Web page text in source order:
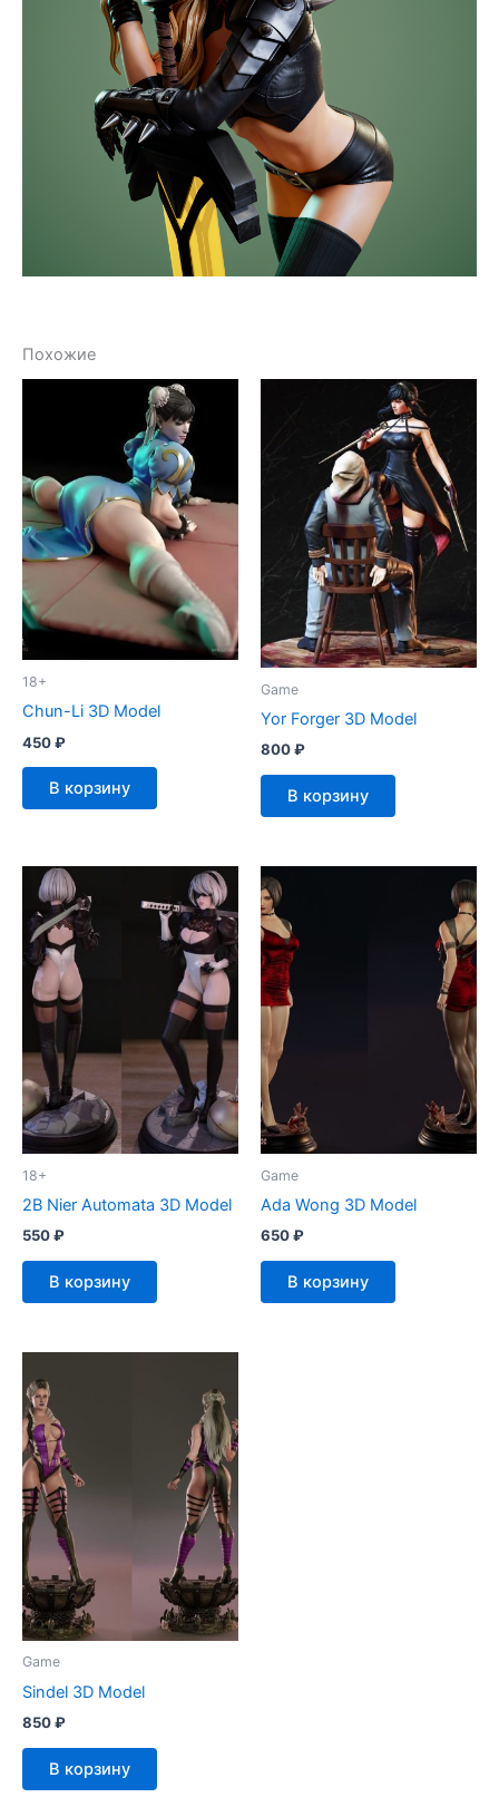
Похожие
18+
Chun-Li 3D Model
450₽
В корзину
Game
Yor Forger 3D Model
800₽
В корзину
18+
2B Nier Automata 3D Model
550₽
В корзину
Game
Ada Wong 3D Model
650₽
В корзину
Game
Sindel 3D Model
850₽
В корзину